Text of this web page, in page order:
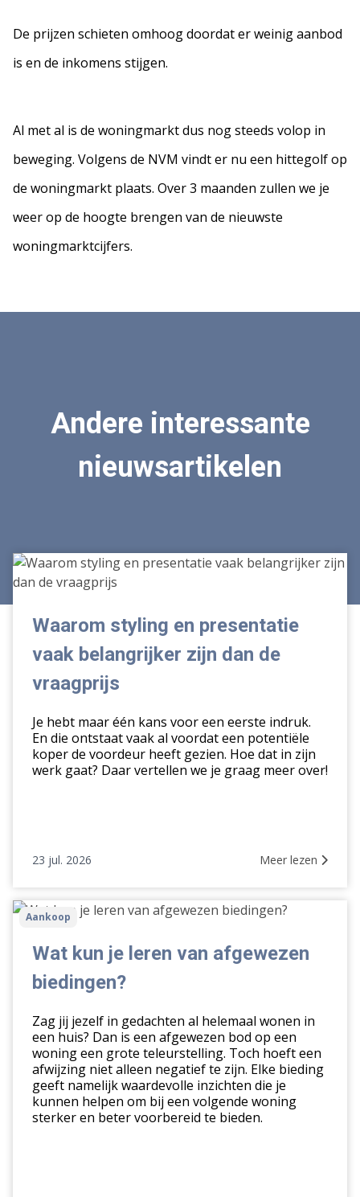
De prijzen schieten omhoog doordat er weinig aanbod
is en de inkomens stijgen.
Al met al is de woningmarkt dus nog steeds volop in
beweging. Volgens de NVM vindt er nu een hittegolf op
de woningmarkt plaats. Over 3 maanden zullen we je
weer op de hoogte brengen van de nieuwste
woningmarktcijfers.
Andere interessante
nieuwsartikelen
Waarom
styling
en
presentatie
belangrijker
zijn
vraagprijs
Waarom styling en presentatie
vaak belangrijker zijn dan de
vraagprijs
Je hebt maar één kans voor een eerste indruk.
En die ontstaat vaak al voordat een potentiële
koper de voordeur heeft gezien. Hoe dat in zijn
werk gaat? Daar vertellen we je graag meer over!
23 jul. 2026 Meer lezen
Wat
van
biedingen?
Aankoop
Wat kun je leren van afgewezen
biedingen?
Zag jij jezelf in gedachten al helemaal wonen in
een huis? Dan is een afgewezen bod op een
woning een grote teleurstelling. Toch hoeft een
afwijzing niet alleen negatief te zijn. Elke bieding
geeft namelijk waardevolle inzichten die je
kunnen helpen om bij een volgende woning
sterker en beter voorbereid te bieden.